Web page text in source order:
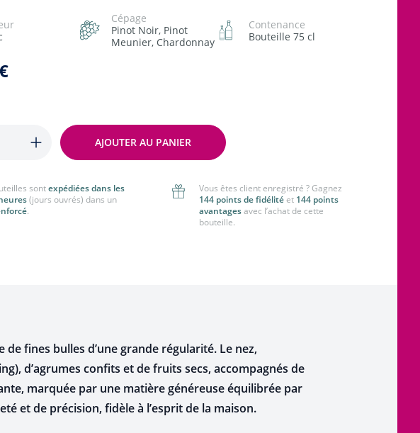
Cépage
Pinot Noir, Pinot
Meunier, Chardonnay
Contenance
Bouteille 75 cl
AJOUTER AU PANIER
sontexpédiées dans les
(jours ouvrés) dans un
.
Vous êtes client enregistré ? Gagnez
144 points de fidélité et 144 points
avantagesavec l’achat de cette
bouteille.
fines bulles d’une grande régularité. Le nez,
d’agrumes confits et de fruits secs, accompagnés de
marquée par une matière généreuse équilibrée par
et de précision, fidèle à l’esprit de la maison.